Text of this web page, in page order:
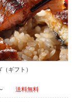
ギフト）
送料無料